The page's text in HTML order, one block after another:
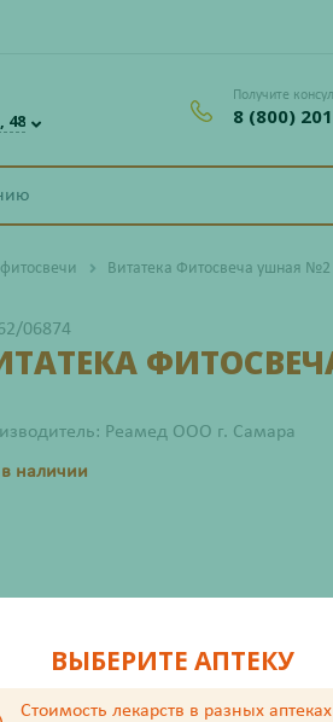
48
Получите
8 (800)
Витатека Фитосвеча ушная №2
06874
Реамед ООО г. Самара
в наличии
ВЫБЕРИТЕ АПТЕКУ
Стоимость лекарств в разных аптеках